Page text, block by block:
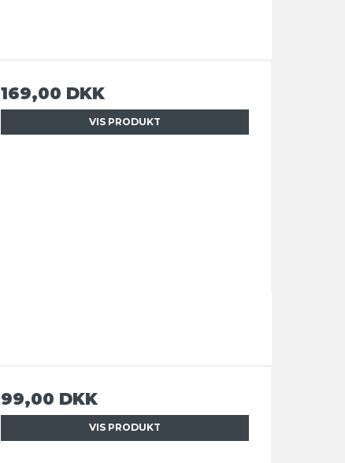
169,00 DKK
VIS PRODUKT
99,00 DKK
VIS PRODUKT